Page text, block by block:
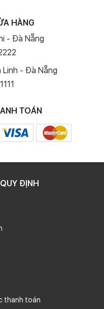
MP được tối ưu để hoạt động
đến những bức ảnh góc
với những tối ưu về điện
HÀNG
- Đà Nẵng
Linh - Đà Nẵng
TOÁN
ĐỊNH
thanh toán